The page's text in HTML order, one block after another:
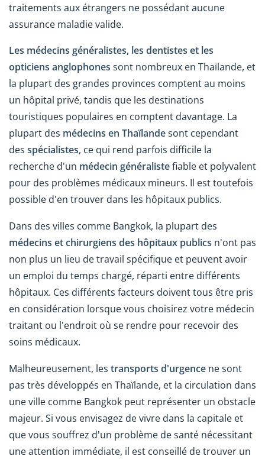
traitements aux étrangers ne possédant aucune
assurance maladie valide.
Les médecins généralistes, les dentistes et les
opticiens anglophones sont nombreux en Thaïlande, et
la plupart des grandes provinces comptent au moins
un hôpital privé, tandis que les destinations
touristiques populaires en comptent davantage. La
plupart des médecins en Thaïlandesont cependant
des spécialistes, ce qui rend parfois difficile la
recherche d'un médecin généralistefiable et polyvalent
pour des problèmes médicaux mineurs. Il est toutefois
possible d'en trouver dans les hôpitaux publics.
Dans des villes comme Bangkok, la plupart des
médecins et chirurgiens des hôpitaux publics n'ont pas
non plus un lieu de travail spécifique et peuvent avoir
un emploi du temps chargé, réparti entre différents
hôpitaux. Ces différents facteurs doivent tous être pris
en considération lorsque vous choisirez votre médecin
traitant ou l'endroit où se rendre pour recevoir des
soins médicaux.
Malheureusement, les transports d'urgence ne sont
pas très développés en Thaïlande, et la circulation dans
une ville comme Bangkok peut représenter un obstacle
majeur. Si vous envisagez de vivre dans la capitale et
que vous souffrez d'un problème de santé nécessitant
une attention immédiate, il est conseillé de trouver un